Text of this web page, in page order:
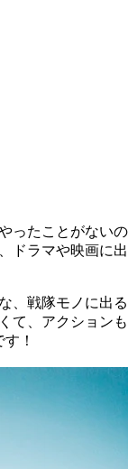
ったことがないの
ドラマや映画に出
、戦隊モノに出る
て、アクションも
！